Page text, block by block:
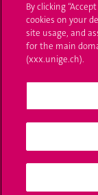
UNIGE Mobile
Médias
Offres d'emploi
Bibliothèque
Médias sociaux
By clicking
cookies on your
site usage, and
for the main
(xxx.unige.ch).